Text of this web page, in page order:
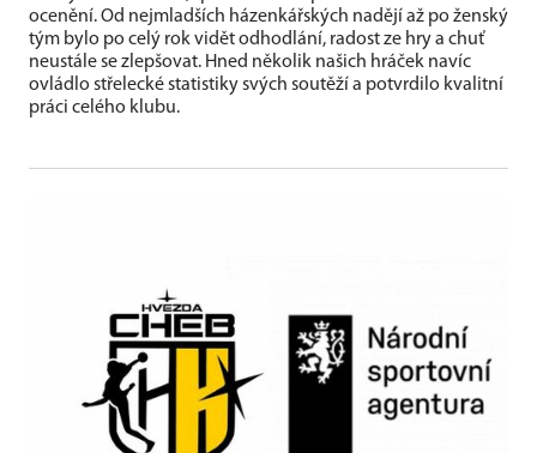
ocenění. Od nejmladších házenkářských nadějí až po ženský
tým bylo po celý rok vidět odhodlání, radost ze hry a chuť
neustále se zlepšovat. Hned několik našich hráček navíc
ovládlo střelecké statistiky svých soutěží a potvrdilo kvalitní
práci celého klubu.